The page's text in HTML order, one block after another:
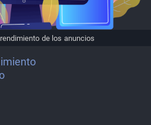
de los anuncios